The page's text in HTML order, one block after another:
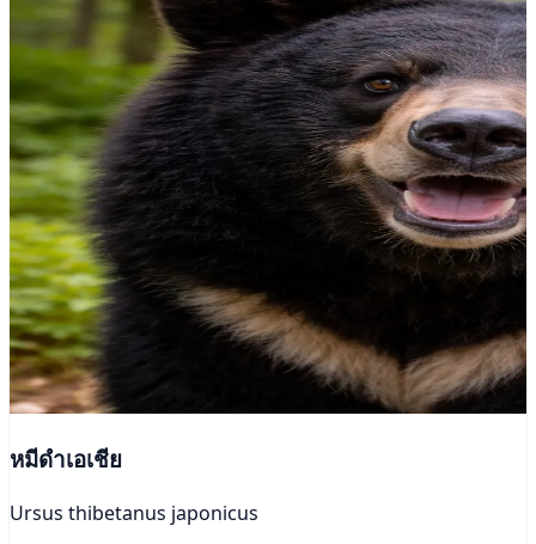
หมีดำเอเชีย
Ursus thibetanus japonicus